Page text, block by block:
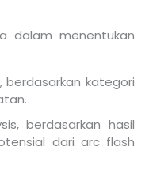
dalam menentukan
berdasarkan kategori
berdasarkan hasil
dari arc flash